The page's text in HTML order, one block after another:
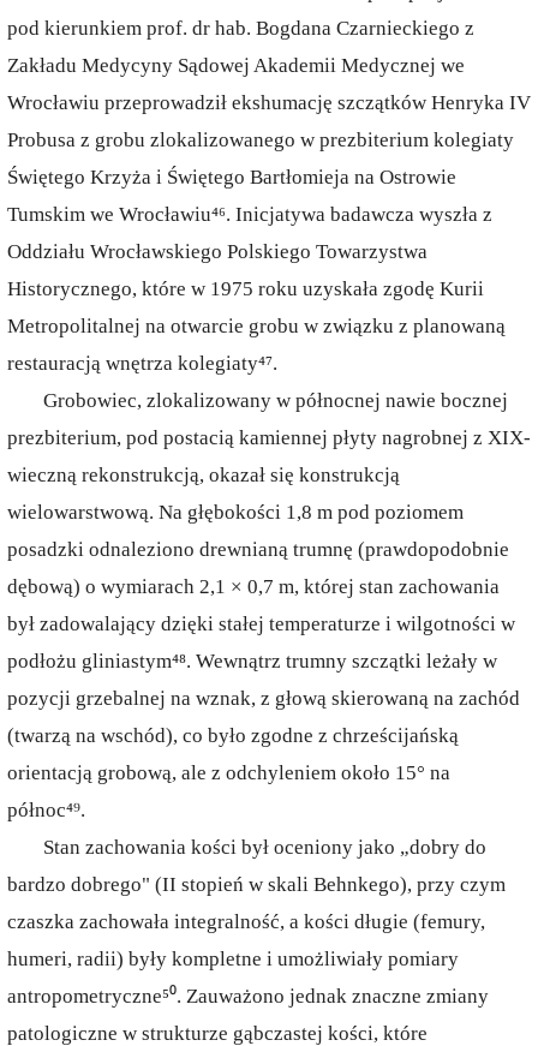
pod kierunkiem prof. dr hab. Bogdana Czarnieckiego z
Zakładu Medycyny Sądowej Akademii Medycznej we
Wrocławiu przeprowadził ekshumację szczątków Henryka IV
Probusa z grobu zlokalizowanego w prezbiterium kolegiaty
Świętego Krzyża i Świętego Bartłomieja na Ostrowie
Tumskim we Wrocławiu⁴⁶. Inicjatywa badawcza wyszła z
Oddziału Wrocławskiego Polskiego Towarzystwa
Historycznego, które w 1975 roku uzyskała zgodę Kurii
Metropolitalnej na otwarcie grobu w związku z planowaną
restauracją wnętrza kolegiaty⁴⁷.
Grobowiec, zlokalizowany w północnej nawie bocznej
prezbiterium, pod postacią kamiennej płyty nagrobnej z XIX-
wieczną rekonstrukcją, okazał się konstrukcją
wielowarstwową. Na głębokości 1,8 m pod poziomem
posadzki odnaleziono drewnianą trumnę (prawdopodobnie
dębową) o wymiarach 2,1 × 0,7 m, której stan zachowania
był zadowalający dzięki stałej temperaturze i wilgotności w
podłożu gliniastym⁴⁸. Wewnątrz trumny szczątki leżały w
pozycji grzebalnej na wznak, z głową skierowaną na zachód
(twarzą na wschód), co było zgodne z chrześcijańską
orientacją grobową, ale z odchyleniem około 15° na
północ⁴⁹.
Stan zachowania kości był oceniony jako „dobry do
bardzo dobrego" (II stopień w skali Behnkego), przy czym
czaszka zachowała integralność, a kości długie (femury,
humeri, radii) były kompletne i umożliwiały pomiary
antropometryczne⁵⁰. Zauważono jednak znaczne zmiany
patologiczne w strukturze gąbczastej kości, które